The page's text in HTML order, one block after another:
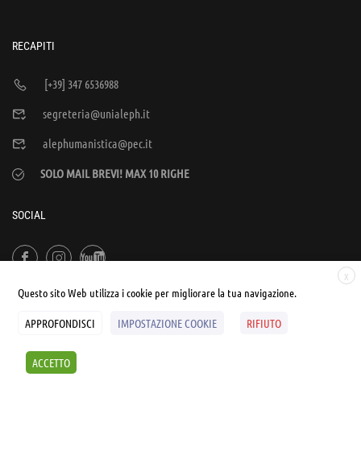
RECAPITI
[+39] 347 6536988
segreteria@unialeph.it
alephumanistica@pec.it
SOLO MAIL BREVI! MAX 10 RIGHE
SOCIAL
Sintesi e liberatorie
X
Questo sito Web utilizza i cookie per migliorare la tua navigazione.
APPROFONDISCI IMPOSTAZIONE COOKIE RIFIUTO
ACCETTO